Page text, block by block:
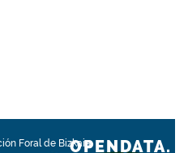
Foral de BizkaiaOPENDATA.